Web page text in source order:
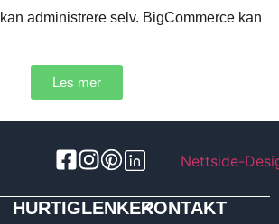
administrere selv. BigCommerce kan
Les mer
HURTIGLENKERKONTAKT